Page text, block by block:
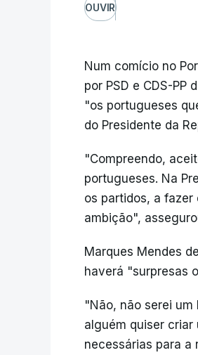
OUVIR
Num comício no
por PSD e CDS-
"os portugueses
do Presidente da
"Compreendo,
portugueses. Na
os partidos, a
ambição",
Marques Mendes
haverá "surpresas
"Não, não serei
alguém quiser
necessárias para a